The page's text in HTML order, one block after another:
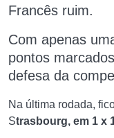
Francês ruim.
Com apenas
pontos marcados
defesa da
Na última rodada,
Strasbourg, em 1 x